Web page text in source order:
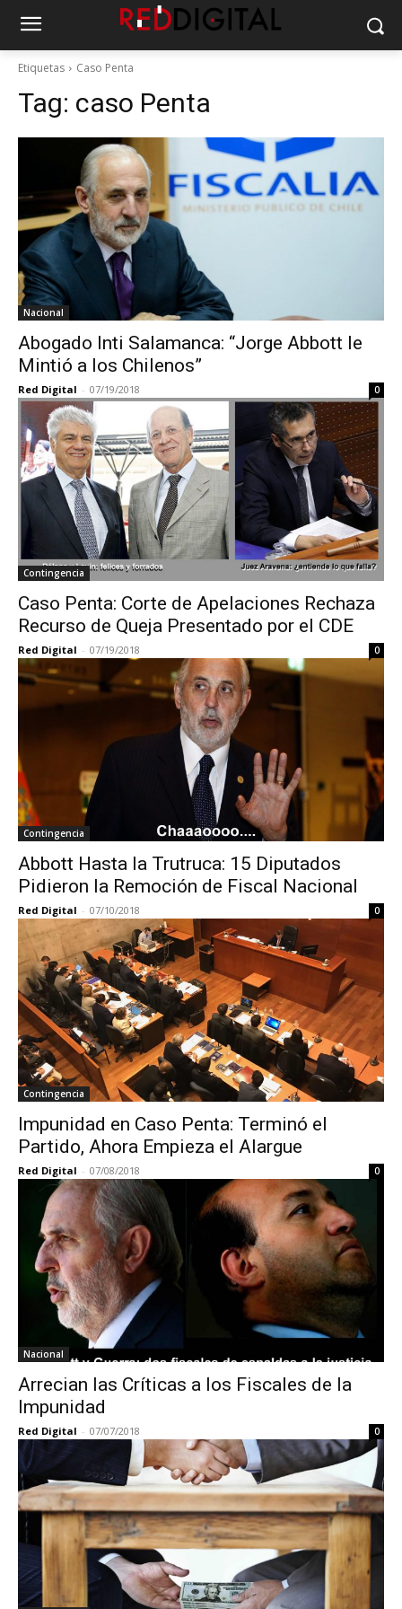
Etiquetas Caso Penta
Tag: caso Penta
Nacional
Abogado Inti Salamanca: “Jorge Abbott le
Mintió a los Chilenos”
Red Digital - 07/19/2018 0
Contingencia
Caso Penta: Corte de Apelaciones Rechaza
Recurso de Queja Presentado por el CDE
Red Digital - 07/19/2018 0
Contingencia
Abbott Hasta la Trutruca: 15 Diputados
Pidieron la Remoción de Fiscal Nacional
Red Digital - 07/10/2018 0
Contingencia
Impunidad en Caso Penta: Terminó el
Partido, Ahora Empieza el Alargue
Red Digital - 07/08/2018 0
Nacional
Arrecian las Críticas a los Fiscales de la
Impunidad
Red Digital - 07/07/2018 0